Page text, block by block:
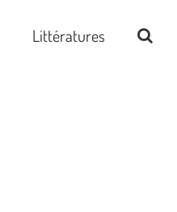
Littératures